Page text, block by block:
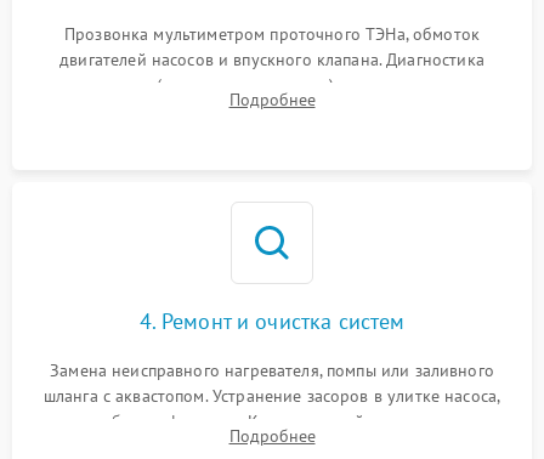
Прозвонка мультиметром проточного ТЭНа, обмоток
двигателей насосов и впускного клапана. Диагностика
прессостата (датчика уровня воды), датчика мутности,
концевика дверцы и электронного модуля управления.
Подробнее
4. Ремонт и очистка систем
Замена неисправного нагревателя, помпы или заливного
шланга с аквастопом. Устранение засоров в улитке насоса,
патрубках и фильтрах. Компонентный ремонт платы
управления, восстановление поврежденной проводки.
Подробнее